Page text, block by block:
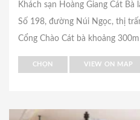
Khách sạn Hoàng Giang Cát Bà
Số 198, đường Núi Ngọc, thị
Cổng Chào Cát bà khoảng 300m
CHỌN VIEW ON MAP